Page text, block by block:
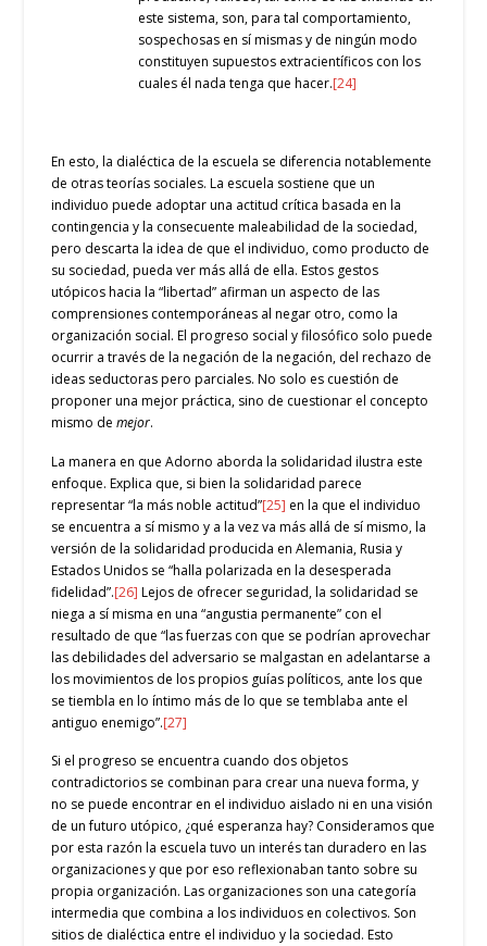
este sistema, son, para tal comportamiento,
sospechosas en sí mismas y de ningún modo
constituyen supuestos extracientíficos con los
cuales él nada tenga que hacer.[24]
En esto, la dialéctica de la escuela se diferencia notablemente
de otras teorías sociales. La escuela sostiene que un
individuo puede adoptar una actitud crítica basada en la
contingencia y la consecuente maleabilidad de la sociedad,
pero descarta la idea de que el individuo, como producto de
su sociedad, pueda ver más allá de ella. Estos gestos
utópicos hacia la “libertad” afirman un aspecto de las
comprensiones contemporáneas al negar otro, como la
organización social. El progreso social y filosófico solo puede
ocurrir a través de la negación de la negación, del rechazo de
ideas seductoras pero parciales. No solo es cuestión de
proponer una mejor práctica, sino de cuestionar el concepto
mismo demejor.
La manera en que Adorno aborda la solidaridad ilustra este
enfoque. Explica que, si bien la solidaridad parece
representar “la más noble actitud”[25] en la que el individuo
se encuentra a sí mismo y a la vez va más allá de sí mismo, la
versión de la solidaridad producida en Alemania, Rusia y
Estados Unidos se “halla polarizada en la desesperada
fidelidad”.[26] Lejos de ofrecer seguridad, la solidaridad se
niega a sí misma en una “angustia permanente” con el
resultado de que “las fuerzas con que se podrían aprovechar
las debilidades del adversario se malgastan en adelantarse a
los movimientos de los propios guías políticos, ante los que
se tiembla en lo íntimo más de lo que se temblaba ante el
antiguo enemigo”.[27]
Si el progreso se encuentra cuando dos objetos
contradictorios se combinan para crear una nueva forma, y ​​
no se puede encontrar en el individuo aislado ni en una visión
de un futuro utópico, ¿qué esperanza hay? Consideramos que
por esta razón la escuela tuvo un interés tan duradero en las
organizaciones y que por eso reflexionaban tanto sobre su
propia organización. Las organizaciones son una categoría
intermedia que combina a los individuos en colectivos. Son
sitios de dialéctica entre el individuo y la sociedad. Esto